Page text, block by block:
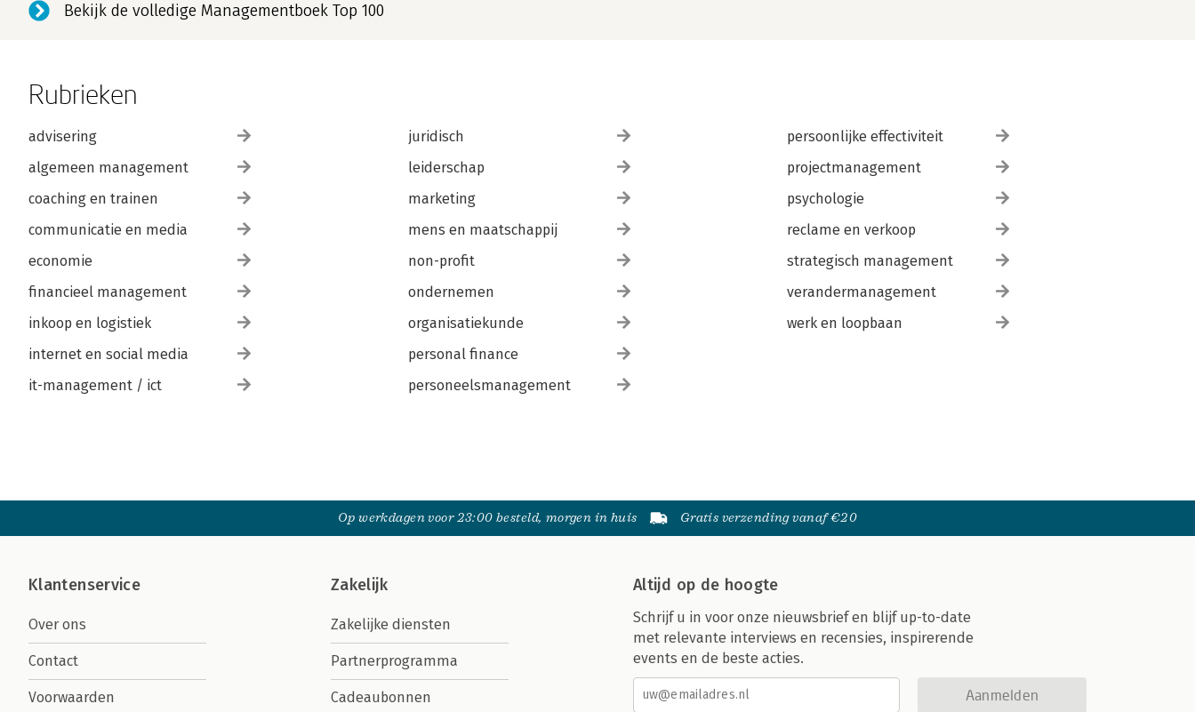
Bekijk de volledige Managementboek Top 100
Rubrieken
advisering
algemeen management
coaching en trainen
communicatie en media
economie
financieel management
inkoop en logistiek
internet en social media
it-management / ict
juridisch
leiderschap
marketing
mens en maatschappij
non-profit
ondernemen
organisatiekunde
personal finance
personeelsmanagement
persoonlijke effectiviteit
projectmanagement
psychologie
reclame en verkoop
strategisch management
verandermanagement
werk en loopbaan
Op werkdagen voor 23:00 besteld, morgen in huis Gratis verzending vanaf €20
Klantenservice
Over ons
Contact
Voorwaarden
Zakelijk
Zakelijke diensten
Partnerprogramma
Cadeaubonnen
Altijd op de hoogte
Schrijf u in voor onze nieuwsbrief en blijf up-to-date
met relevante interviews en recensies, inspirerende
events en de beste acties.
Aanmelden